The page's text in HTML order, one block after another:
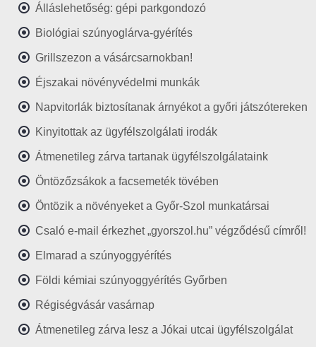
Álláslehetőség: gépi parkgondozó
Biológiai szúnyoglárva-gyérítés
Grillszezon a vásárcsarnokban!
Éjszakai növényvédelmi munkák
Napvitorlák biztosítanak árnyékot a győri játszótereken
Kinyitottak az ügyfélszolgálati irodák
Átmenetileg zárva tartanak ügyfélszolgálataink
Öntözőzsákok a facsemeték tövében
Öntözik a növényeket a Győr-Szol munkatársai
Csaló e-mail érkezhet „gyorszol.hu” végződésű címről!
Elmarad a szúnyoggyérítés
Földi kémiai szúnyoggyérítés Győrben
Régiségvásár vasárnap
Átmenetileg zárva lesz a Jókai utcai ügyfélszolgálat